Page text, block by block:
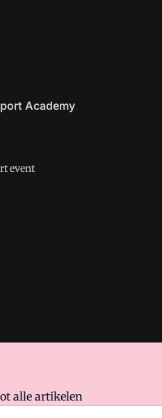
Academy
event
is onderdeel van VMN media.
alle artikelen